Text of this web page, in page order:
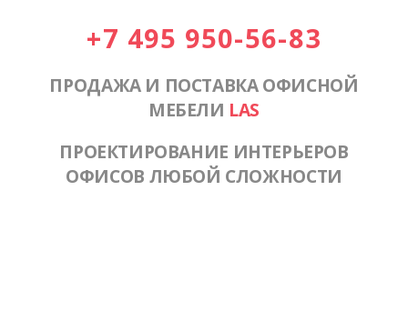
+7 495 950-56-83
ПРОДАЖА И ПОСТАВКА ОФИСНОЙ
МЕБЕЛИ LAS
ПРОЕКТИРОВАНИЕ ИНТЕРЬЕРОВ
ОФИСОВ ЛЮБОЙ СЛОЖНОСТИ